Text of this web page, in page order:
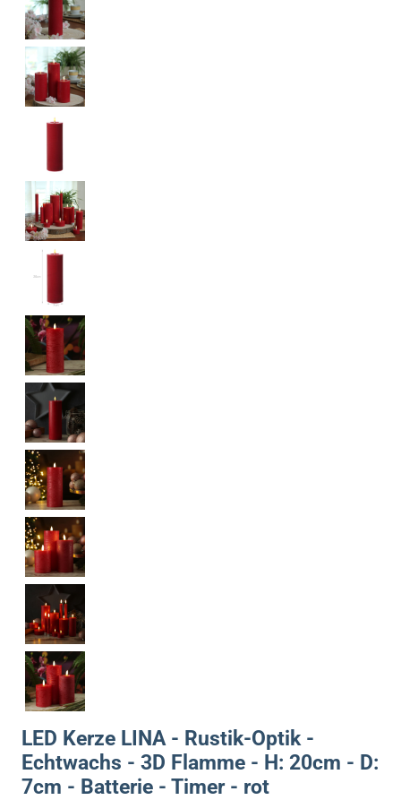
LED Kerze LINA - Rustik-Optik -
Echtwachs - 3D Flamme - H: 20cm - D:
7cm - Batterie - Timer - rot